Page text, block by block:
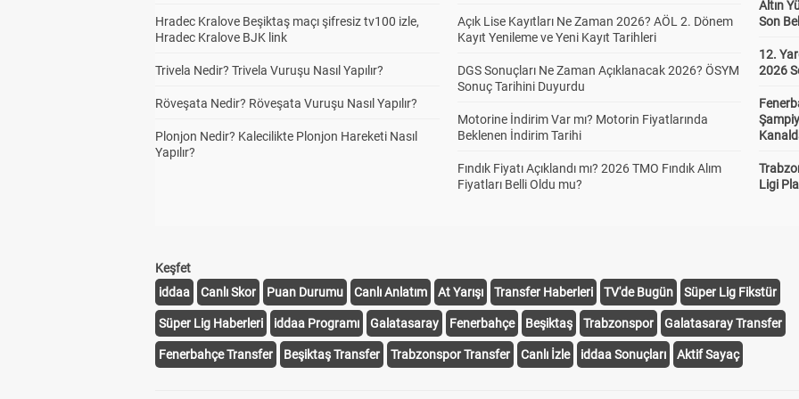
Hradec Kralove Beşiktaş maçı şifresiz tv100 izle,
Hradec Kralove BJK link
Trivela Nedir? Trivela Vuruşu Nasıl Yapılır?
Röveşata Nedir? Röveşata Vuruşu Nasıl Yapılır?
Plonjon Nedir? Kalecilikte Plonjon Hareketi Nasıl
Yapılır?
Açık Lise Kayıtları Ne Zaman 2026? AÖL 2. Dönem
Kayıt Yenileme ve Yeni Kayıt Tarihleri
DGS Sonuçları Ne Zaman Açıklanacak 2026? ÖSYM
Sonuç Tarihini Duyurdu
Motorine İndirim Var mı? Motorin Fiyatlarında
Beklenen İndirim Tarihi
Fındık Fiyatı Açıklandı mı? 2026 TMO Fındık Alım
Fiyatları Belli Oldu mu?
Altın
Son
12.
2026
Ligi
Keşfet
iddaa
Canlı Skor Puan Durumu Canlı Anlatım At Yarışı Transfer Haberleri TV'de Bugün Süper Lig Fikstür
Süper Lig Haberleri iddaa Programı Galatasaray Fenerbahçe Beşiktaş Trabzonspor Galatasaray Transfer
Fenerbahçe Transfer Beşiktaş Transfer Trabzonspor Transfer Canlı İzle iddaa Sonuçları Aktif Sayaç